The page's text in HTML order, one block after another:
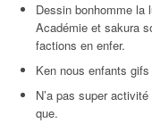
Dessin bonhomme la
Académie et sakura
factions en enfer.
Ken nous enfants
N’a pas super
que.